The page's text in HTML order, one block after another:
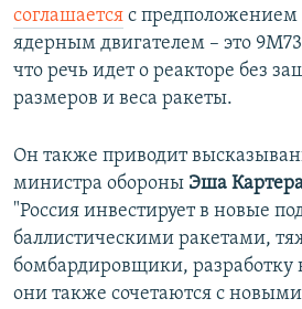
соглашается с предположением
ядерным двигателем – это
что речь идет о реакторе без
размеров и веса ракеты.
Он также приводит
министра обороны Эша
"Россия инвестирует в новые
баллистическими ракетами,
бомбардировщики,
они также сочетаются с